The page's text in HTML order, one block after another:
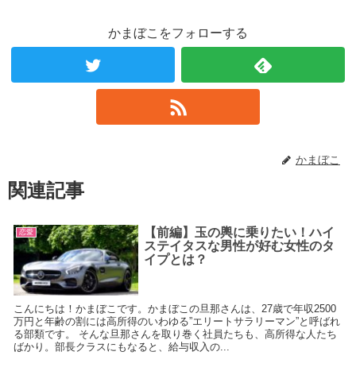
かまぼこをフォローする
かまぼこ
関連記事
恋愛
【前編】玉の輿に乗りたい！ハイ
ステイタスな男性が好む女性のタ
イプとは？
こんにちは！かまぼこです。かまぼこの旦那さんは、27歳で年収2500
万円と年齢の割には高所得のいわゆる”エリートサラリーマン”と呼ばれ
る部類です。 そんな旦那さんを取り巻く社員たちも、高所得な人たち
ばかり。部長クラスにもなると、給与収入の...